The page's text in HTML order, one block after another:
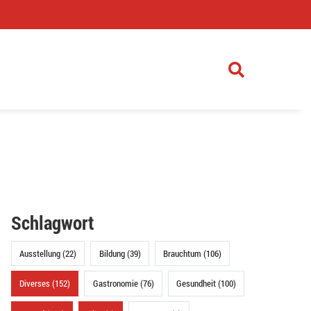
Schlagwort
Ausstellung (22) Bildung (39) Brauchtum (106)
Diverses (152) Gastronomie (76) Gesundheit (100)